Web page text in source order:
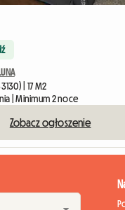
| 17 M2
| Minimum 2 noce
Zobacz ogłoszenie